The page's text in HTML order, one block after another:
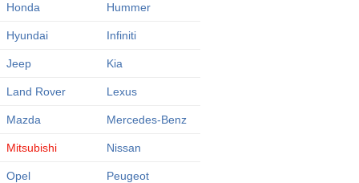
Honda Hummer
Hyundai Infiniti
Jeep Kia
Land Rover Lexus
Mazda Mercedes-Benz
Mitsubishi Nissan
Opel Peugeot